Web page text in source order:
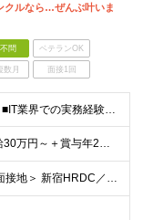
クルなら…ぜんぶ叶いま
問 ベテランOK
数月 面接1回
◎学歴不問 ◎ブランクOK ■IT業界での実務経験者（1年以上） ヘルプデスク、テスター、コーダー、プログラマー、エンジニアなどを想定しています。「スキルに自信がない」という方も、まずはご応募くださ
～前給考慮～ ■給与 月給30万円～＋賞与年2回＋各種手当 ■賞与 年2回 （6月・12月）※正社員雇用のみ
東京都内、神奈川県内 ＜面接地＞ 新宿HRDC／東京都新宿区新宿1-3-12 壱丁目参番館2階 「新宿御苑前駅」より徒歩3分 ★Web面接の場合はTeamsを使用して行います。